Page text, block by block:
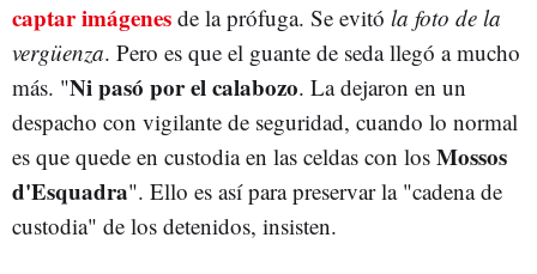
captar imágenes de la prófuga. Se evitó la foto de la
vergüenza. Pero es que el guante de seda llegó a mucho
más. "Ni pasó por el calabozo. La dejaron en un
despacho con vigilante de seguridad, cuando lo normal
es que quede en custodia en las celdas con los Mossos
d'Esquadra". Ello es así para preservar la "cadena de
custodia" de los detenidos, insisten.